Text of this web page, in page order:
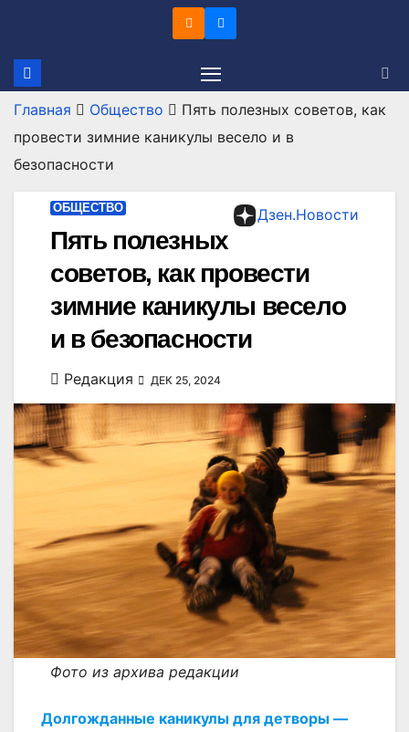
содержимому
Главная Общество
Пять полезных советов, как
провести зимние каникулы весело и в
безопасности
Дзен.Новости
ОБЩЕСТВО
Пять полезных
советов, как провести
зимние каникулы весело
и в безопасности
Редакция ДЕК 25, 2024
Фото из архива редакции
Долгожданные каникулы для детворы —